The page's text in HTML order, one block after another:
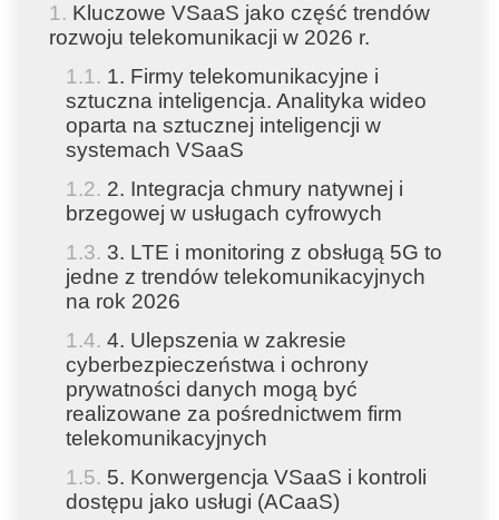
Kluczowe VSaaS jako część trendów
rozwoju telekomunikacji w 2026 r.
1. Firmy telekomunikacyjne i
sztuczna inteligencja. Analityka wideo
oparta na sztucznej inteligencji w
systemach VSaaS
2. Integracja chmury natywnej i
brzegowej w usługach cyfrowych
3. LTE i monitoring z obsługą 5G to
jedne z trendów telekomunikacyjnych
na rok 2026
4. Ulepszenia w zakresie
cyberbezpieczeństwa i ochrony
prywatności danych mogą być
realizowane za pośrednictwem firm
telekomunikacyjnych
5. Konwergencja VSaaS i kontroli
dostępu jako usługi (ACaaS)